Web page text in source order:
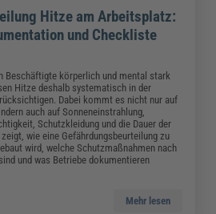
Hitze am Arbeitsplatz:
und Checkliste
Beschäftigte körperlich und mental stark
Hitze deshalb systematisch in der
Dabei kommt es nicht nur auf
auch auf Sonneneinstrahlung,
Schutzkleidung und die Dauer der
wie eine Gefährdungsbeurteilung zu
wird, welche Schutzmaßnahmen nach
und was Betriebe dokumentieren
Mehr lesen